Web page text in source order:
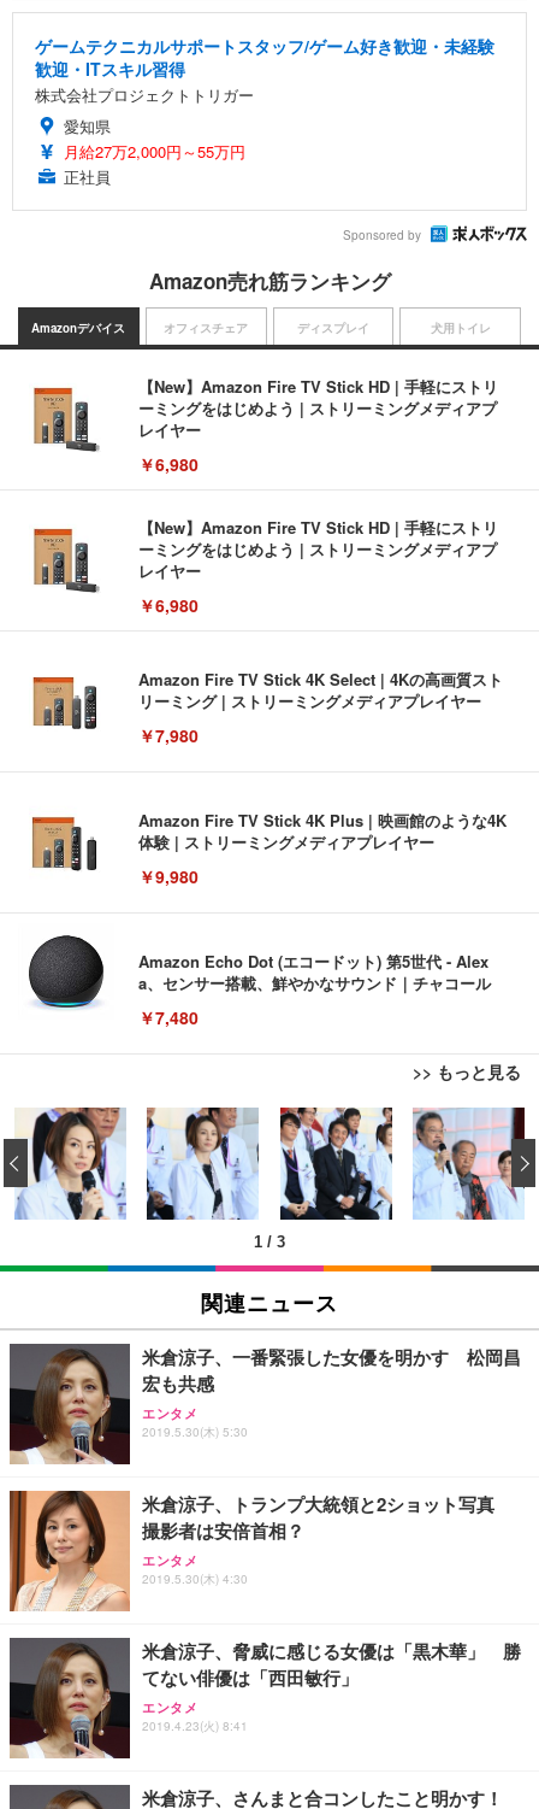
ゲームテクニカルサポートスタッフ/ゲーム好き歓迎・未経験
歓迎・ITスキル習得
株式会社プロジェクトトリガー
愛知県
月給27万2,000円～55万円
正社員
Sponsored by
Amazon売れ筋ランキング
Amazonデバイス
【New】Amazon Fire TV Stick HD | 手軽にストリ
ーミングをはじめよう | ストリーミングメディアプ
レイヤー
￥6,980
【New】Amazon Fire TV Stick HD | 手軽にストリ
ーミングをはじめよう | ストリーミングメディアプ
レイヤー
￥6,980
Amazon Fire TV Stick 4K Select | 4Kの高画質スト
リーミング | ストリーミングメディアプレイヤー
￥7,980
Amazon Fire TV Stick 4K Plus | 映画館のような4K
体験 | ストリーミングメディアプレイヤー
￥9,980
Amazon Echo Dot (エコードット) 第5世代 - Alex
a、センサー搭載、鮮やかなサウンド｜チャコール
￥7,480
>> もっと見る
オフィスチェア
[EdoErgo] オフィスチェア 椅子 テレワーク 疲れな
い 跳ね上げ式アームレスト コンパクト 約105度ロッ
キング pc 事務椅子 360度回転 座面昇降 強化ナイロ
ン樹脂ベース 通気性メッシュ 在宅ワーク H-WY01
(黒網+黒枠+黒足)
￥5,699
SIHOO B100 オフィスチェア／デスクチェア メッシ
ュチェア 人間工学 疲れない ブラック
￥27,999
Sezlife オフィスチェア デスクチェア 疲れない テレ
ワーク チェア 強化バックレスト 30度ロッキング機
能 人間工学 椅子 腰サポート 90度跳ね上げ式アーム
ョン PCチェア 通気性メッシュ ゲーミング/勉強/事
務用 おしゃれ パソコンチェア (ブラック)
Sezlife オフィスチェア デスクチェア 疲れない テレ
ワーク チェア 強化バックレスト 30度ロッキング機
能 人間工学 椅子 腰サポート 90度跳ね上げ式アーム
務用 おしゃれ パソコンチェア (ホワイト)
ANDWINT オフィスチェア デスクチェア 肘なし メ
ッシュ 通気性 ランバーサポート付き 腰サポート ガ
ス圧無段階昇降 360度回転 キャスター付き コンパク
ディスプレイ
EIZO ビジネス向けプレミアムモニター | FlexScan
EV3240X-WT | 31.5型4K UHD・USB Type-C・ホワ
イト
￥105,595
EIZO ビジネス向けプレミアムモニター | FlexScan
￥109,572
【純正品】27"ゲーミングモニター DualSense 充電
フック付き（CFI-ZDM1J）
【整備済み品】Dell E2724HS 27インチ 液晶モニタ
ー フルHD（1920×1080）VA 非光沢 HDMI/DisplayP
ort/VGA スピーカー内蔵 高さ調整 スイベル VESA対
【MiniLED/24.5inch/280Hz/FHD】GRAPHT THE S
HOOTER Gaming Monitor 24” Essential ゲーミン
グモニター QD 24.5インチ 1ms FHD 量子ドット 残
犬用トイレ
Amazonベーシック ペットシーツ 薄型 レギュラー 1
回使い捨て 無香料 ホワイト 300枚
￥3,373
Amazonベーシック ペットシーツ 厚型 ワイド 42枚
x2袋(84枚) ホワイト(吸収面:ライトブルー)
￥3,234
ネオ・ルーライフ ネオ・オムツ L 中型犬用 26枚入
り 単品
Smart Basic(スマートベーシック) 【Amazon.co.jp
限定】 Smart Basic アイリスオーヤマ ペットシーツ
超厚型 お徳用 ワイド 100枚入 (x 1) (ケース販売)
アイリスオーヤマ ペットシーツ 超厚型 お徳用 レギ
ュラー 200枚入【Amazon.co.jp限定】
1 / 3
‹
関連ニュース
米倉涼子、一番緊張した女優を明かす 松岡昌
宏も共感
エンタメ
2019.5.30(木) 5:30
米倉涼子、トランプ大統領と2ショット写真
撮影者は安倍首相？
エンタメ
2019.5.30(木) 4:30
米倉涼子、脅威に感じる女優は「黒木華」 勝
てない俳優は「西田敏行」
エンタメ
2019.4.23(火) 8:41
米倉涼子、さんまと合コンしたこと明かす！